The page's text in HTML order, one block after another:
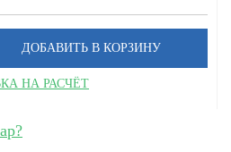
НА РАСЧЁТ